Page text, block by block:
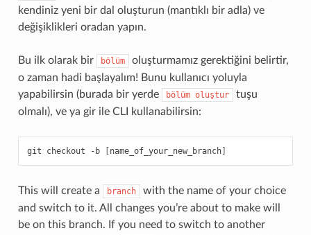
kendiniz yeni bir dal oluşturun (mantıklı bir adla) ve
değişiklikleri oradan yapın.
Bu ilk olarak bir bölüm
oluşturmamız gerektiğini belirtir,
o zaman hadi başlayalım! Bunu kullanıcı yoluyla
yapabilirsin (burada bir yerde
bölüm oluştur
tuşu
olmalı), ve ya gir ile CLI kullanabilirsin:
git checkout -b name_of_your_new_branch]
This will create a branch
with the name of your choice
and switch to it. All changes you’re about to make will
be on this branch. If you need to switch to another